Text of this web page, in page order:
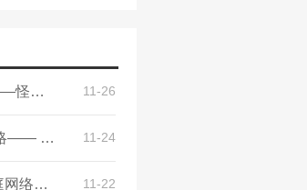
《上古卷轴4：湮灭重制版》攻略——怪物刷新机制介绍 11-26
《Bloodbreaker：魔女的迷宫》攻略—— 带领玩家踏入Roguevania世界 11-24
ROG八爪鱼7电竞路由器，秋日家庭网络升级的不二之选 11-22